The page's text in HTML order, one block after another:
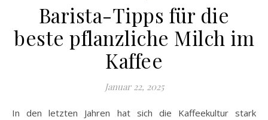
Barista-Tipps für die
beste pflanzliche Milch im
Kaffee
Januar 22, 2025
In den letzten Jahren hat sich die Kaffeekultur stark